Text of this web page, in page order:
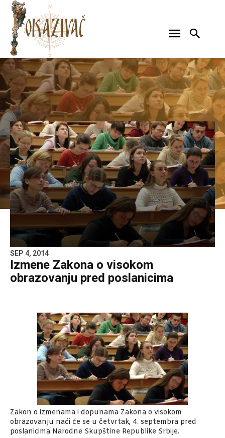
SEP 4, 2014
Izmene Zakona o visokom
obrazovanju pred poslanicima
Zakon o izmenama i dopunama Zakona o visokom
obrazovanju naći će se u četvrtak, 4. septembra pred
poslanicima Narodne Skupštine Republike Srbije.